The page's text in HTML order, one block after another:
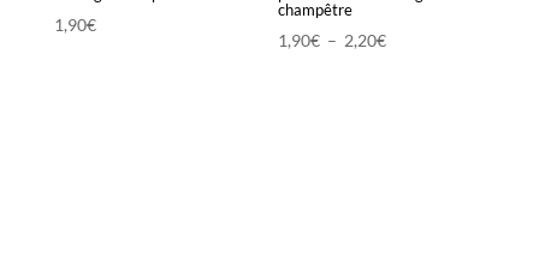
1,90€
champêtre
1,90€ – 2,20€Plage